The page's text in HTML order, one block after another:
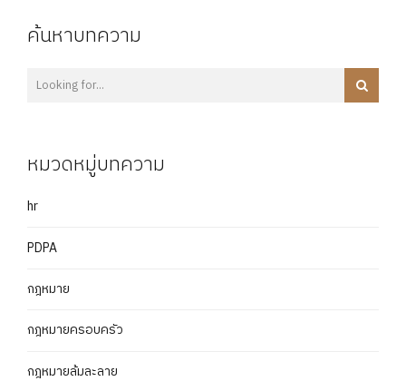
ค้นหาบทความ
หมวดหมู่บทความ
hr
PDPA
กฎหมาย
กฎหมายครอบครัว
กฎหมายล้มละลาย